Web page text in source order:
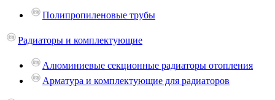
Полипропиленовые трубы
Радиаторы и комплектующие
Алюминиевые секционные радиаторы отопления
Арматура и комплектующие для радиаторов